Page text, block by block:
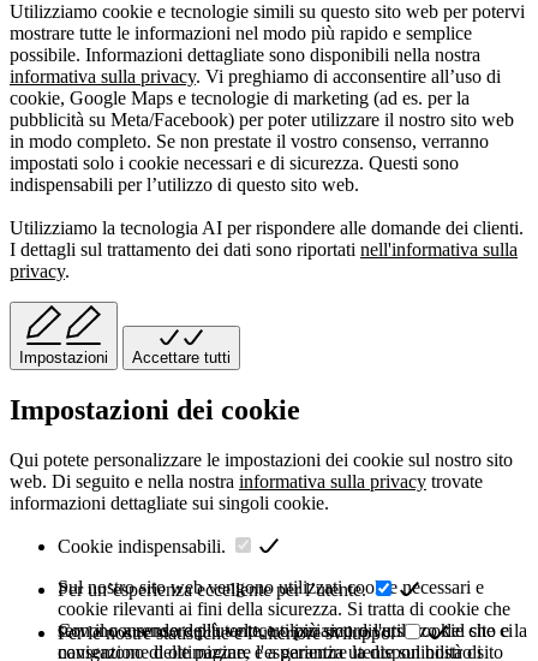
Utilizziamo cookie e tecnologie simili su questo sito web per potervi
mostrare tutte le informazioni nel modo più rapido e semplice
possibile. Informazioni dettagliate sono disponibili nella nostra
informativa sulla privacy. Vi preghiamo di acconsentire all’uso di
cookie, Google Maps e tecnologie di marketing (ad es. per la
pubblicità su Meta/Facebook) per poter utilizzare il nostro sito web
in modo completo. Se non prestate il vostro consenso, verranno
impostati solo i cookie necessari e di sicurezza. Questi sono
indispensabili per l’utilizzo di questo sito web.
Utilizziamo la tecnologia AI per rispondere alle domande dei clienti.
I dettagli sul trattamento dei dati sono riportati nell'informativa sulla
privacy.
Impostazioni Accettare tutti
Impostazioni dei cookie
Qui potete personalizzare le impostazioni dei cookie sul nostro sito
web. Di seguito e nella nostra informativa sulla privacy trovate
informazioni dettagliate sui singoli cookie.
Cookie indispensabili.
Sul nostro sito web vengono utilizzati cookie necessari e
cookie rilevanti ai fini della sicurezza. Si tratta di cookie che
servono a rendere più veloce o più sicuro l'utilizzo del sito e la
navigazione delle pagine, e a garantire la disponibilità di
Per un’esperienza eccellente per l’utente.
Con il consenso dell'utente, utilizziamo diversi cookie che ci
consentono di ottimizzare l'esperienza utente sul nostro sito
Per le nostre statistiche e l’ulteriore sviluppo.